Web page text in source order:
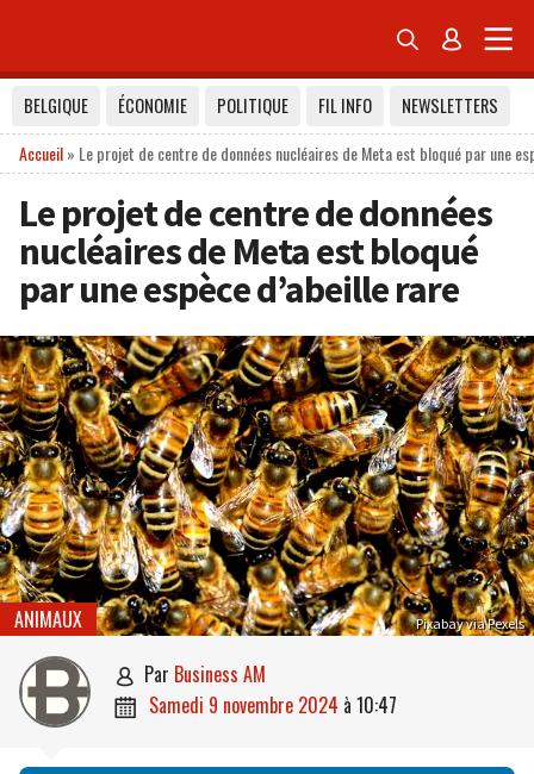
 
BELGIQUE ÉCONOMIE POLITIQUE FIL INFO
NEWSLETTERS
Accueil» Le projet de centre de données nucléaires de Meta est bloqué par une
Le projet de centre de données
nucléaires de Meta est bloqué
par une espèce d’abeille rare
Pixabay via Pexels
ANIMAUX
 par Business AM
 samedi 9 novembre 2024 à 10:47